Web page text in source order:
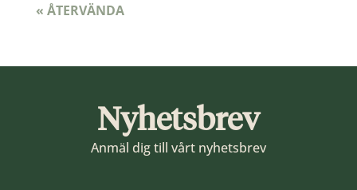
« ÅTERVÄNDA
Nyhetsbrev
Anmäl dig till vårt nyhetsbrev